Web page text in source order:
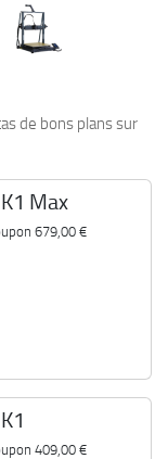
de bons plans sur
Max
679,00 €
409,00 €